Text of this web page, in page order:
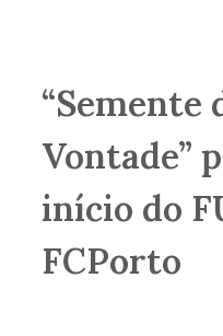
“Semente
Vontade”
início do
FCPorto